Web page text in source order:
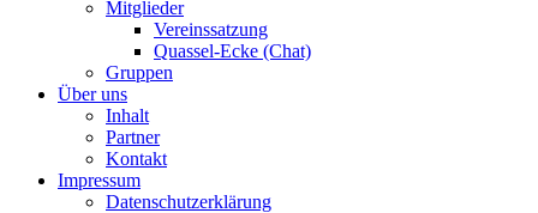
Mitglieder
Vereinssatzung
Quassel-Ecke (Chat)
Gruppen
Über uns
Inhalt
Partner
Kontakt
Impressum
Datenschutzerklärung